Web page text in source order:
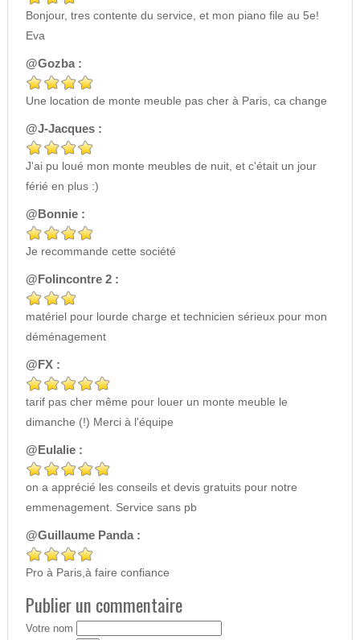
Bonjour, tres contente du service, et mon piano file au 5e!
Eva
@Gozba :
Une location de monte meuble pas cher à Paris, ca change
@J-Jacques :
J'ai pu loué mon monte meubles de nuit, et c'était un jour
férié en plus :)
@Bonnie :
Je recommande cette société
@Folincontre 2 :
matériel pour lourde charge et technicien sérieux pour mon
déménagement
@FX :
tarif pas cher même pour louer un monte meuble le
dimanche (!) Merci à l'équipe
@Eulalie :
on a apprécié les conseils et devis gratuits pour notre
emmenagement. Service sans pb
@Guillaume Panda :
Pro à Paris,à faire confiance
Publier un commentaire
Votre nom